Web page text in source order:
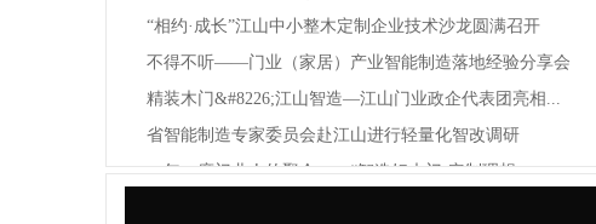
“相约·成长”江山中小整木定制企业技术沙龙圆满召开
不得不听——门业（家居）产业智能制造落地经验分享会
精装木门&#8226;江山智造—江山门业政企代表团亮相...
省智能制造专家委员会赴江山进行轻量化智改调研
一年一度门业人的聚会——“智造好木门·定制理想...